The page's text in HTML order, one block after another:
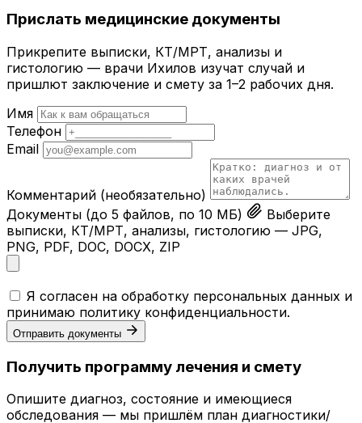
Прислать медицинские документы
Прикрепите выписки, КТ/МРТ, анализы и
гистологию — врачи Ихилов изучат случай и
пришлют заключение и смету за 1–2 рабочих дня.
Имя
Телефон
Email
Комментарий (необязательно)
Документы (до 5 файлов, по 10 МБ)
Выберите
выписки, КТ/МРТ, анализы, гистологию — JPG,
PNG, PDF, DOC, DOCX, ZIP
Я согласен на обработку персональных данных и
принимаю политику конфиденциальности.
Отправить документы
Получить программу лечения и смету
Опишите диагноз, состояние и имеющиеся
обследования — мы пришлём план диагностики/